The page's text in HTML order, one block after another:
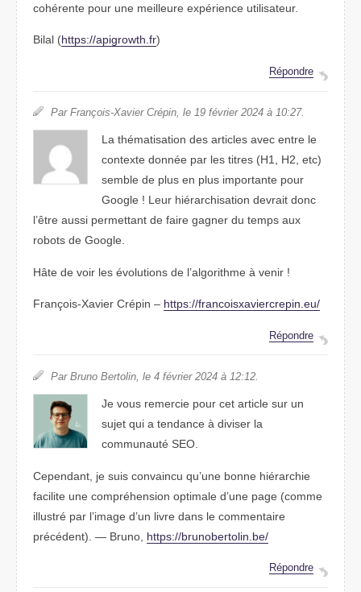
cohérente pour une meilleure expérience utilisateur.
Bilal (https://apigrowth.fr)
Répondre
Par François-Xavier Crépin, le 19 février 2024 à 10:27.
La thématisation des articles avec entre le
contexte donnée par les titres (H1, H2, etc)
semble de plus en plus importante pour
Google ! Leur hiérarchisation devrait donc
l’être aussi permettant de faire gagner du temps aux
robots de Google.
Hâte de voir les évolutions de l’algorithme à venir !
François-Xavier Crépin – https://francoisxaviercrepin.eu/
Répondre
Par Bruno Bertolin, le 4 février 2024 à 12:12.
Je vous remercie pour cet article sur un
sujet qui a tendance à diviser la
communauté SEO.
Cependant, je suis convaincu qu’une bonne hiérarchie
facilite une compréhension optimale d’une page (comme
illustré par l’image d’un livre dans le commentaire
précédent). — Bruno, https://brunobertolin.be/
Répondre